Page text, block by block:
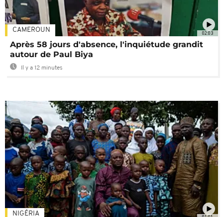
02:03
CAMEROUN
Après 58 jours d'absence, l'inquiétude grandit
autour de Paul Biya
Il y a 12 minutes
NIGÉRIA